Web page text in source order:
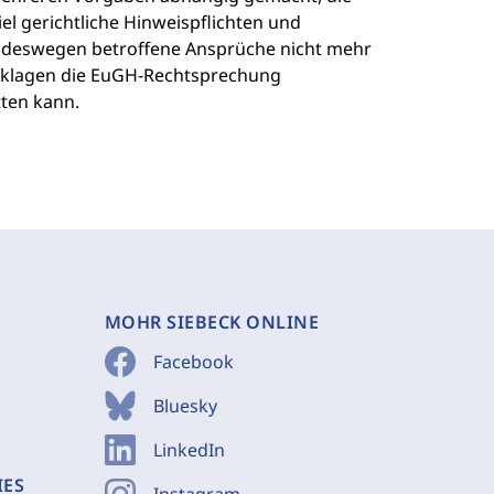
gerichtliche Hinweispflichten und
betroffene Ansprüche nicht mehr
die EuGH-Rechtsprechung
kann.
MOHR SIEBECK ONLINE
Facebook
Bluesky
LinkedIn